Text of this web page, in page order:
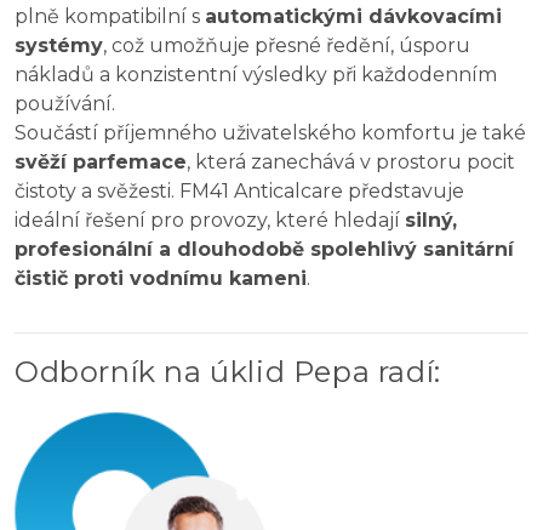
plně kompatibilní s automatickými dávkovacími
systémy, což umožňuje přesné ředění, úsporu
nákladů a konzistentní výsledky při každodenním
používání.
Součástí příjemného uživatelského komfortu je také
svěží parfemace, která zanechává v prostoru pocit
čistoty a svěžesti. FM41 Anticalcare představuje
ideální řešení pro provozy, které hledají silný,
profesionální a dlouhodobě spolehlivý sanitární
čistič proti vodnímu kameni.
Odborník na úklid Pepa radí: